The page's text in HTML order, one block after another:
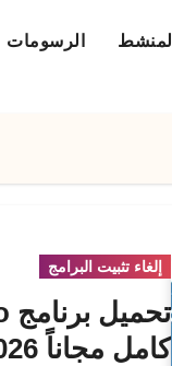
المنشط الرسومات
إلغاء تثبيت البرامج
كامل مجاناً 2026